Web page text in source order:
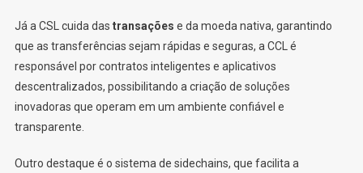
Já a CSL cuida das transações e da moeda nativa, garantindo
que as transferências sejam rápidas e seguras, a CCL é
responsável por contratos inteligentes e aplicativos
descentralizados, possibilitando a criação de soluções
inovadoras que operam em um ambiente confiável e
transparente.
Outro destaque é o sistema de sidechains, que facilita a